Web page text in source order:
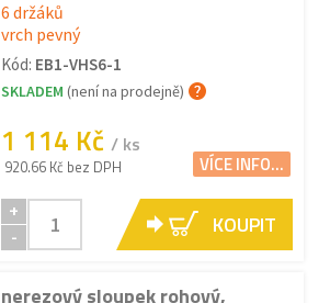
6 držáků
vrch pevný
Kód: EB1-VHS6-1
SKLADEM (není na prodejně)
1 114 Kč / ks
920.66 Kč bez DPH VÍCE INFO...
+
-
KOUPIT
nerezový sloupek rohový,